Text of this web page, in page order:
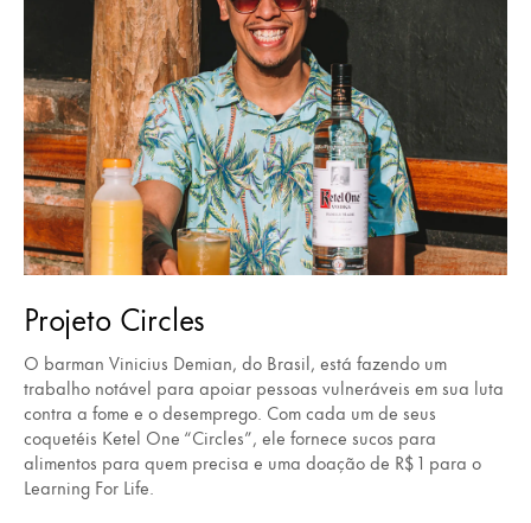
Projeto Circles
O barman Vinicius Demian, do Brasil, está fazendo um
trabalho notável para apoiar pessoas vulneráveis em sua luta
contra a fome e o desemprego. Com cada um de seus
coquetéis Ketel One “Circles”, ele fornece sucos para
alimentos para quem precisa e uma doação de R$ 1 para o
Learning For Life.